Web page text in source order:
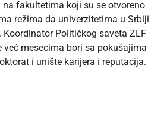
na fakultetima koji su se otvoreno
režima da univerzitetima u Srbiji
Koordinator Političkog saveta ZLF
već mesecima bori sa pokušajima
i unište karijera i reputacija.